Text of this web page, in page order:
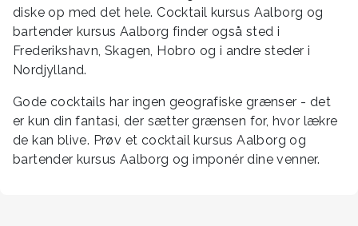
diske op med det hele. Cocktail kursus Aalborg og
bartender kursus Aalborg finder også sted i
Frederikshavn, Skagen, Hobro og i andre steder i
Nordjylland.
Gode cocktails har ingen geografiske grænser - det
er kun din fantasi, der sætter grænsen for, hvor lækre
de kan blive. Prøv et cocktail kursus Aalborg og
bartender kursus Aalborg og imponér dine venner.